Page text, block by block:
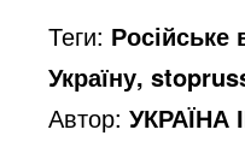
Теги: Російське
Україну,
Автор:УКРАЇНА